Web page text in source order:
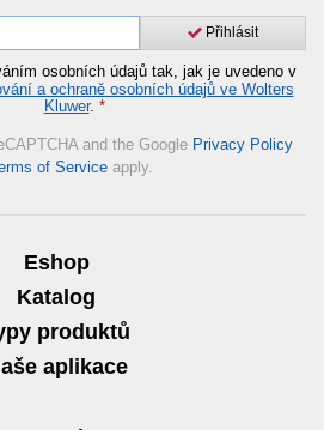
Přihlásit
osobních údajů tak, jak je uvedeno v
a ochraně osobních údajů ve Wolters
Kluwer. *
and the Google Privacy Policy
of Service apply.
Eshop
Katalog
produktů
aplikace